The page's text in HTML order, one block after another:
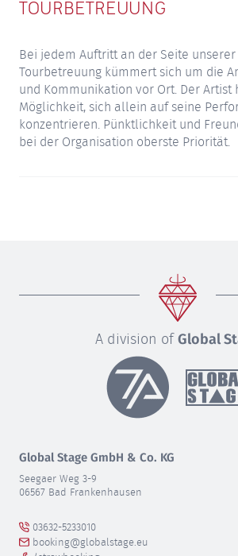
TOURBETREUUNG
Bei jedem Auftritt an der Seite
Tourbetreuung kümmert sich um die
und Kommunikation vor Ort. Der Artist
Möglichkeit, sich allein auf seine
konzentrieren. Pünktlichkeit und
bei der Organisation oberste Priorität.
A division ofGlobal
Global Stage GmbH & Co. KG
Seegaer Weg 3-9
06567 Bad Frankenhausen
03632-5233010
booking@globalstage.eu